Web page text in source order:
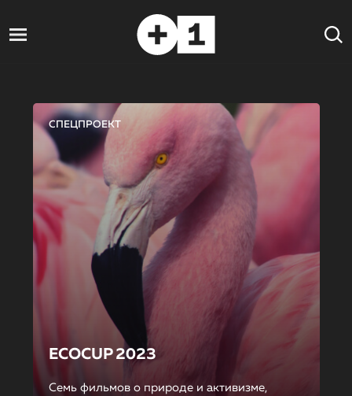
СПЕЦПРОЕКТ
ECOCUP 2023
Семь фильмов о природе и активизме,